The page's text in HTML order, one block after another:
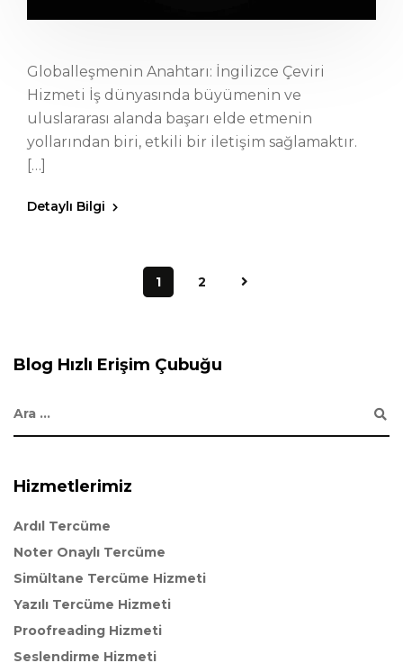
Globalleşmenin Anahtarı: İngilizce Çeviri
Hizmeti İş dünyasında büyümenin ve
uluslararası alanda başarı elde etmenin
yollarından biri, etkili bir iletişim sağlamaktır.
[…]
Detaylı Bilgi
1 2
Blog Hızlı Erişim Çubuğu
Hizmetlerimiz
Ardıl Tercüme
Noter Onaylı Tercüme
Simültane Tercüme Hizmeti
Yazılı Tercüme Hizmeti
Proofreading Hizmeti
Seslendirme Hizmeti